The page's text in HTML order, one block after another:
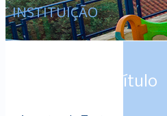
Amostra de Título
INSTITUI​Ç​ÃO